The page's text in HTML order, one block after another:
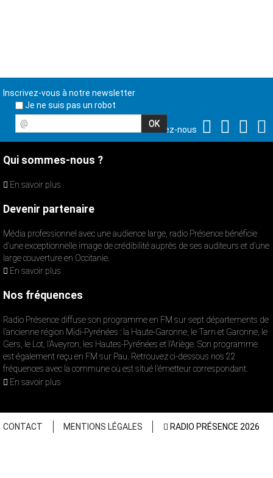
Inscrivez-vous à notre newsletter
Je ne suis pas un robot
@
Suivez-nous
Qui sommes-nous ?
En savoir plus
Devenir partenaire
Média professionnel avec une audience large, radio Présence bénéficie
d’une exceptionnelle image de crédibilité auprès de ses auditeurs et d’une
large couverture en Occitanie.
En savoir plus
Nos fréquences
Radio Présence diffuse son programme en FM sur sept départements de
l’ancienne région Midi-Pyrénées : la Haute-Garonne, le Tarn et Garonne, le
Gers, le Lot, l’Aveyron, les Hautes-Pyrénées et l’Ariège. Son programme
est également reçu en FM sur Pau. Retrouvez ci-dessous nos 22
fréquences avec la commune où est situé l’émetteur correspondant.
En savoir plus
CONTACT MENTIONS LÉGALES RADIO PRÉSENCE 2026